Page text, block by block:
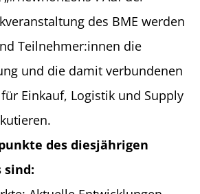
des BME werden
Teilnehmer:innen die
und die damit verbundenen
Einkauf, Logistik und Supply
des diesjährigen
sind: